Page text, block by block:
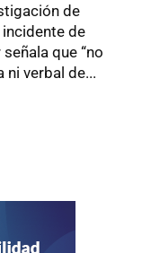
de
de
que “no
verbal de...